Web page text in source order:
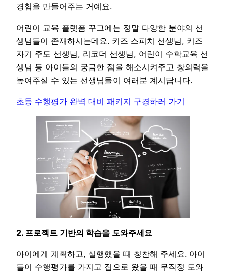
경험을 만들어주는 거예요.
어린이 교육 플랫폼 꾸그에는 정말 다양한 분야의 선
생님들이 존재하시는데요. 키즈 스피치 선생님, 키즈
자기 주도 선생님, 리코더 선생님, 어린이 수학교육 선
생님 등 아이들의 궁금한 점을 해소시켜주고 창의력을
높여주실 수 있는 선생님들이 여러분 계시답니다.
초등 수행평가 완벽 대비 패키지 구경하러 가기
2. 프로젝트 기반의 학습을 도와주세요
아이에게 계획하고, 실행했을 때 칭찬해 주세요. 아이
들이 수행평가를 가지고 집으로 왔을 때 무작정 도와